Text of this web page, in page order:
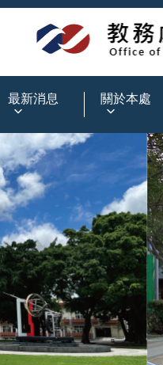
最新消息 關於本處